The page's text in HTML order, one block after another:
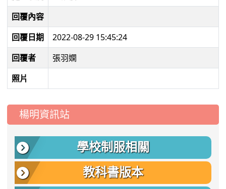
回覆內容
回覆日期
2022-08-29 15:45:24
回覆者
張羽嫻
照片
::: 楊明資訊站
學校制服相關
教科書版本